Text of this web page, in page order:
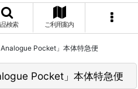
検索 ご利用案内
Pocket」本体特急便
Pocket」本体特急便